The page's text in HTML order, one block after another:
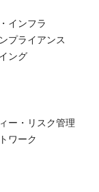
インフラ
プライアンス
ング
ー・リスク管理
ワーク